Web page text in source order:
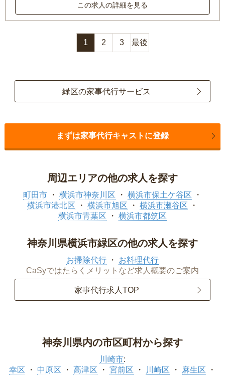
この求人の詳細を見る
1 2 3 最後
緑区の家事代行サービス
まずは家事代行キャストに登録
周辺エリアの他の求人を探す
町田市 横浜市神奈川区
横浜市保土ケ谷区
横浜市港北区
横浜市旭区
横浜市瀬谷区
横浜市青葉区
横浜市都筑区
神奈川県横浜市緑区の他の求人を探す
お掃除代行
お料理代行
CaSyではたらくメリットなど求人概要のご案内
家事代行求人TOP
神奈川県内の市区町村から探す
川崎市:
幸区
中原区 高津区 宮前区 川崎区
麻生区